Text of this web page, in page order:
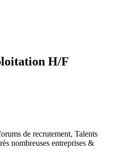
H/F
de recrutement, Talents
nombreuses entreprises &